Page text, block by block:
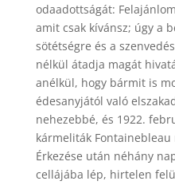
odaadottságát:
amit csak kívánsz; úgy a
sötétségre és a
nélkül átadja magát
anélkül, hogy bármit is
édesanyjától való
nehezebbé, és 1922.
kármeliták
Érkezése után néhány
cellájába lép, hirtelen